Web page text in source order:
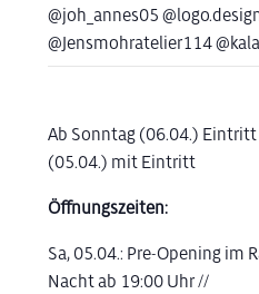
@joh_annes05
@Jensmohratelier114
Ab Sonntag (06.04.)
(05.04.) mit Eintritt
Öffnungszeiten:
Sa, 05.04.: Pre-Opening im
Nacht ab 19:00 Uhr //